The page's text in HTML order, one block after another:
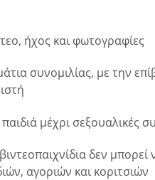
ήχος και φωτογραφίες
συνομιλίας, με την
μέχρι σεξουαλικές
δεν μπορεί
αγοριών και κοριτσιών